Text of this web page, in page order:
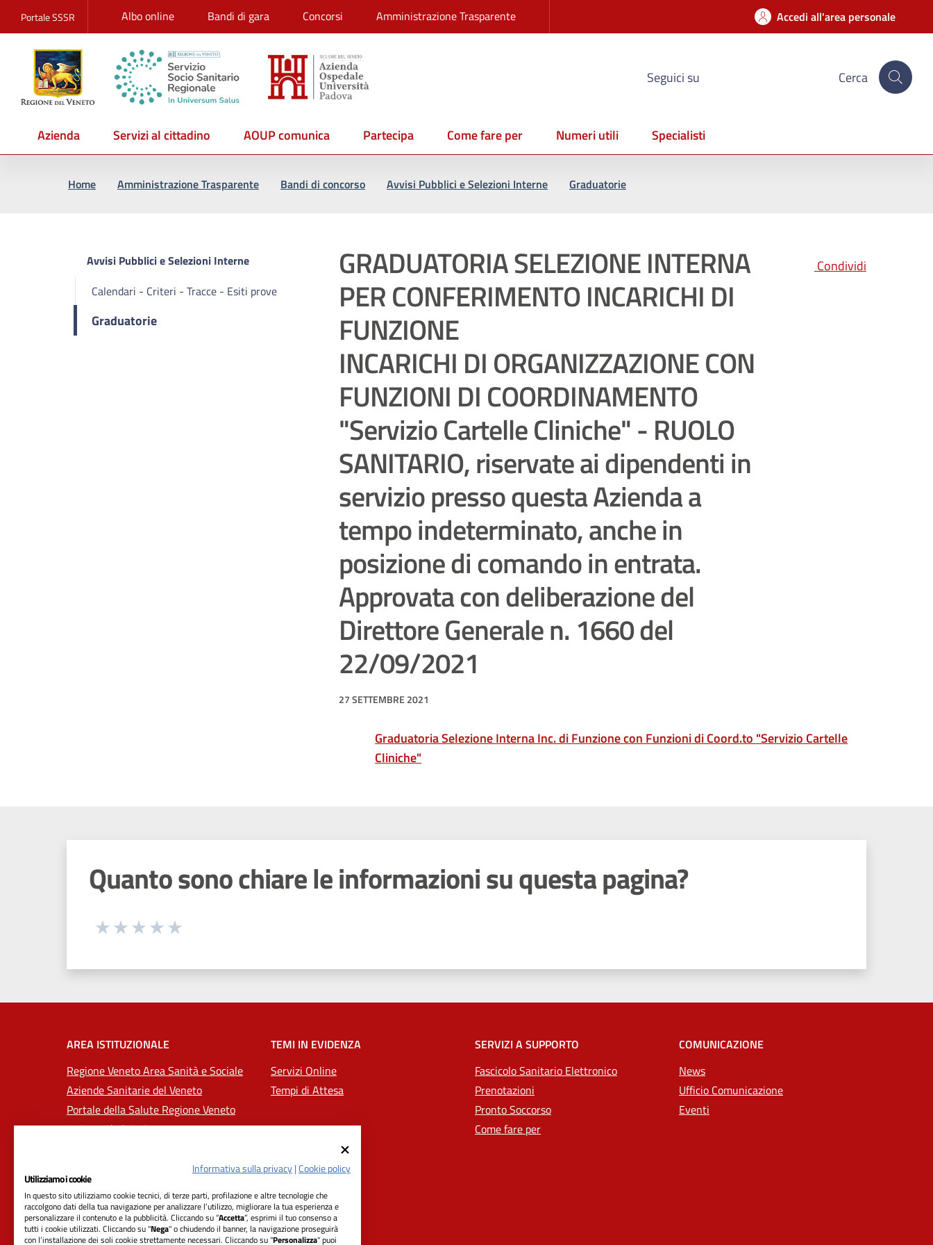
Portale SSSR Albo online Bandi di gara Concorsi Amministrazione Trasparente Accedi all'area personale
Seguici su Cerca
Azienda Servizi al cittadino AOUP comunica Partecipa Come fare per Numeri utili
Specialisti
Home Amministrazione Trasparente Bandi di concorso Avvisi Pubblici e Selezioni Interne Graduatorie
Avvisi Pubblici e Selezioni Interne
Calendari - Criteri - Tracce - Esiti prove
Graduatorie
GRADUATORIA SELEZIONE INTERNA
PER CONFERIMENTO INCARICHI DI
FUNZIONE
INCARICHI DI ORGANIZZAZIONE CON
FUNZIONI DI COORDINAMENTO
"Servizio Cartelle Cliniche" - RUOLO
SANITARIO, riservate ai dipendenti in
servizio presso questa Azienda a
tempo indeterminato, anche in
posizione di comando in entrata.
Approvata con deliberazione del
Direttore Generale n. 1660 del
22/09/2021
Condividi
27 SETTEMBRE 2021
Graduatoria Selezione Interna Inc. di Funzione con Funzioni di Coord.to "Servizio Cartelle
Cliniche"
Quanto sono chiare le informazioni su questa pagina?
Seleziona una valutazione da 1 a 5 stelle
AREA ISTITUZIONALE
Regione Veneto Area Sanità e Sociale
Aziende Sanitarie del Veneto
Portale della Salute Regione Veneto
Università di Padova
TEMI IN EVIDENZA
Servizi Online
Tempi di Attesa
SERVIZI A SUPPORTO
Fascicolo Sanitario Elettronico
Prenotazioni
Pronto Soccorso
Come fare per
COMUNICAZIONE
News
Ufficio Comunicazione
Eventi
Informativa sulla privacy|Cookie policy
Utilizziamo i cookie
In questo sito utilizziamo cookie tecnici, di terze parti, profilazione e altre tecnologie che
raccolgono dati della tua navigazione per analizzare l’utilizzo, migliorare la tua esperienza e
personalizzare il contenuto e la pubblicità. Cliccando su “Accetta”, esprimi il tuo consenso a
tutti i cookie utilizzati. Cliccando su "Nega" o chiudendo il banner, la navigazione proseguirà
con l’installazione dei soli cookie strettamente necessari. Cliccando su "Personalizza" puoi